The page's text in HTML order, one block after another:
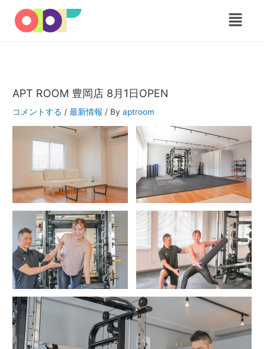
メ
ニ
APT ROOM 豊岡店 8月1日OPEN
コメントする /最新情報 / Byaptroom